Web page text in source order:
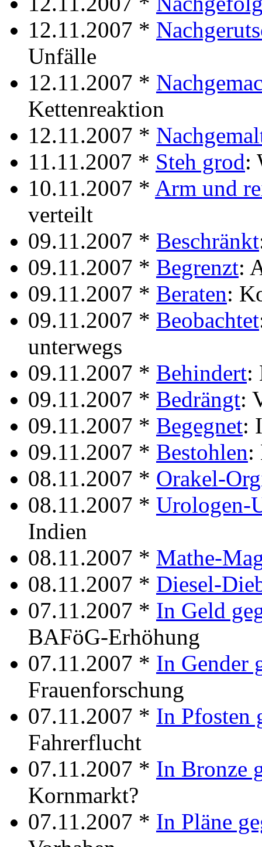
12.11.2007 *
Unfälle
12.11.2007 *
Kettenreaktion
12.11.2007 *
11.11.2007 * Steh grod:
10.11.2007 * Arm und
verteilt
09.11.2007 * Beschränkt
09.11.2007 * Begrenzt:
09.11.2007 * Beraten:
09.11.2007 * Beobachtet
unterwegs
09.11.2007 * Behindert:
09.11.2007 * Bedrängt:
09.11.2007 * Begegnet:
09.11.2007 * Bestohlen:
08.11.2007 * Orakel-
08.11.2007 * Urologen-
Indien
08.11.2007 * Mathe-
08.11.2007 * Diesel-
07.11.2007 * In Geld
BAFöG-Erhöhung
07.11.2007 * In Gender
Frauenforschung
07.11.2007 * In Pfosten
Fahrerflucht
07.11.2007 * In Bronze
Kornmarkt?
07.11.2007 * In Pläne